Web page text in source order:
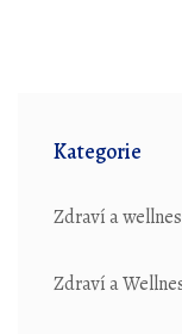
Kategorie
Zdraví a
Zdraví a